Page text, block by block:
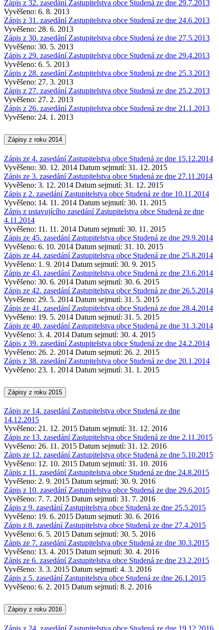
Zápis z 32. zasedání Zastupitelstva obce Studená ze dne 29.7.2013
Vyvěšeno: 6. 8. 2013
Zápis z 31. zasedání Zastupitelstva obce Studená ze dne 24.6.2013
Vyvěšeno: 28. 6. 2013
Zápis z 30. zasedání Zastupitelstva obce Studená ze dne 27.5.2013
Vyvěšeno: 30. 5. 2013
Zápis z 29. zasedání Zastupitelstva obce Studená ze dne 29.4.2013
Vyvěšeno: 6. 5. 2013
Zápis z 28. zasedání Zastupitelstva obce Studená ze dne 25.3.2013
Vyvěšeno: 27. 3. 2013
Zápis z 27. zasedání Zastupitelstva obce Studená ze dne 25.2.2013
Vyvěšeno: 27. 2. 2013
Zápis z 26. zasedání Zastupitelstva obce Studená ze dne 21.1.2013
Vyvěšeno: 24. 1. 2013
Zápisy z roku 2014
Zápis ze 4. zasedání Zastupitelstva obce Studená ze dne 15.12.2014
Vyvěšeno: 30. 12. 2014 Datum sejmutí: 31. 12. 2015
Zápis ze 3. zasedání Zastupitelstva obce Studená ze dne 27.11.2014
Vyvěšeno: 3. 12. 2014 Datum sejmutí: 31. 12. 2015
Zápis z 2. zasedání Zastupitelstva obce Studená ze dne 10.11.2014
Vyvěšeno: 14. 11. 2014 Datum sejmutí: 30. 11. 2015
Zápis z ustavujícího zasedání Zastupitelstva obce Studená ze dne
4.11.2014
Vyvěšeno: 11. 11. 2014 Datum sejmutí: 30. 11. 2015
Zápis ze 45. zasedání Zastupitelstva obce Studená ze dne 29.9.2014
Vyvěšeno: 6. 10. 2014 Datum sejmutí: 31. 10. 2015
Zápis ze 44. zasedání Zastupitelstva obce Studená ze dne 25.8.2014
Vyvěšeno: 1. 9. 2014 Datum sejmutí: 30. 9. 2015
Zápis ze 43. zasedání Zastupitelstva obce Studená ze dne 23.6.2014
Vyvěšeno: 30. 6. 2014 Datum sejmutí: 30. 6. 2015
Zápis ze 42. zasedání Zastupitelstva obce Studená ze dne 26.5.2014
Vyvěšeno: 29. 5. 2014 Datum sejmutí: 31. 5. 2015
Zápis ze 41. zasedání Zastupitelstva obce Studená ze dne 28.4.2014
Vyvěšeno: 19. 5. 2014 Datum sejmutí: 31. 5. 2015
Zápis ze 40. zasedání Zastupitelstva obce Studená ze dne 31.3.2014
Vyvěšeno: 3. 4. 2014 Datum sejmutí: 30. 4. 2015
Zápis z 39. zasedání Zastupitelstva obce Studená ze dne 24.2.2014
Vyvěšeno: 26. 2. 2014 Datum sejmutí: 26. 2. 2015
Zápis z 38. zasedání Zastupitelstva obce Studená ze dne 20.1.2014
Vyvěšeno: 23. 1. 2014 Datum sejmutí: 31. 1. 2015
Zápisy z roku 2015
Zápis ze 14. zasedání Zastupitelstva obce Studená ze dne
14.12.2015
Vyvěšeno: 21. 12. 2015 Datum sejmutí: 31. 12. 2016
Zápis ze 13. zasedání Zastupitelstva obce Studená ze dne 2.11.2015
Vyvěšeno: 26. 11. 2015 Datum sejmutí: 31. 12. 2016
Zápis ze 12. zasedání Zastupitelstva obce Studená ze dne 5.10.2015
Vyvěšeno: 12. 10. 2015 Datum sejmutí: 31. 10. 2016
Zápis z 11. zasedání Zastupitelstva obce Studená ze dne 24.8.2015
Vyvěšeno: 2. 9. 2015 Datum sejmutí: 30. 9. 2016
Zápis z 10. zasedání Zastupitelstva obce Studená ze dne 29.6.2015
Vyvěšeno: 7. 7. 2015 Datum sejmutí: 31. 7. 2016
Zápis z 9. zasedání Zastupitelstva obce Studená ze dne 25.5.2015
Vyvěšeno: 19. 6. 2015 Datum sejmutí: 30. 6. 2016
Zápis z 8. zasedání Zastupitelstva obce Studená ze dne 27.4.2015
Vyvěšeno: 6. 5. 2015 Datum sejmutí: 30. 5. 2016
Zápis ze 7. zasedání Zastupitelstva obce Studená ze dne 30.3.2015
Vyvěšeno: 13. 4. 2015 Datum sejmutí: 30. 4. 2016
Zápis ze 6. zasedání Zastupitelstva obce Studená ze dne 23.2.2015
Vyvěšeno: 3. 3. 2015 Datum sejmutí: 4. 3. 2016
Zápis z 5. zasedání Zastupitelstva obce Studená ze dne 26.1.2015
Vyvěšeno: 6. 2. 2015 Datum sejmutí: 8. 2. 2016
Zápisy z roku 2016